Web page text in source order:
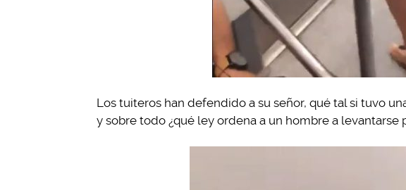
Los tuiteros han defendido a su señor, qué tal si tuvo
y sobre todo ¿qué ley ordena a un hombre a levantarse